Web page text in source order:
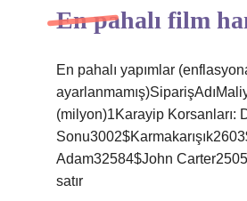
En pahalı film
En pahalı yapımlar
(milyon)1Karayip Korsanları:
Adam32584$John
satır